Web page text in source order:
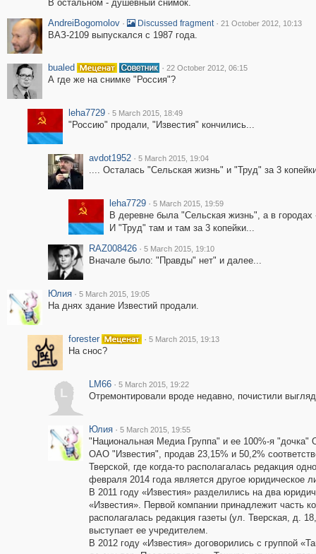
В остальном - душевный снимок.
AndreiBogomolov · Discussed fragment · 21 October 2012, 10:13
ВАЗ-2109 выпускался с 1987 года.
bualed · 22 October 2012, 06:15
А где же на снимке "Россия"?
leha7729 · 5 March 2015, 18:49
"Россию" продали, "Известия" кончились...
avdot1952 · 5 March 2015, 19:04
.... Осталась "Сельская жизнь" и "Труд" за 3
leha7729 · 5 March 2015, 19:59
В деревне была "Сельская жизнь", а в городах
И "Труд" там и там за 3 копейки...
RAZ008426 · 5 March 2015, 19:10
Вначале было: "Правды" нет" и далее...
Юлия · 5 March 2015, 19:05
На днях здание Известий продали.
forester · 5 March 2015, 19:13
На снос?
L
LM66 · 5 March 2015, 19:22
Отремонтировали вроде недавно, почистили
Юлия · 5 March 2015, 19:55
"Национальная Медиа Группа" и ее 100%-я
ОАО "Известия", продав 23,15% и 50,2%
Тверской, где когда-то располагалась редакция
февраля 2014 года является другое юридическое
В 2011 году «Известия» разделились на два
«Известия». Первой компании принадлежит часть
располагалась редакция газеты (ул. Тверская, д.
выступает ее учредителем.
В 2012 году «Известия» договорились с группой